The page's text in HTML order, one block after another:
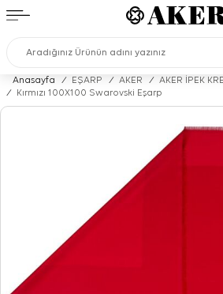
Anasayfa / EŞARP / AKER /
AKER İPEK
/
Kırmızı 100X100 Swarovski Eşarp